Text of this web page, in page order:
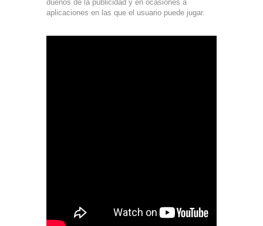
dueños de la publicidad y en ocasiones a
aplicaciones en las que el usuario puede jugar.